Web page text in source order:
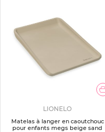
LIONELO
Matelas à langer en caoutchouc
pour enfants megs beige sand